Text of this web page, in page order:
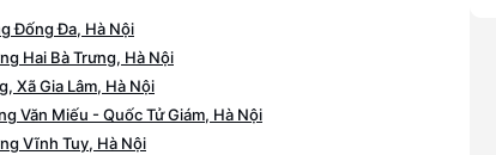
Đống Đa, Hà Nội
Hai Bà Trưng, Hà Nội
Xã Gia Lâm, Hà Nội
Văn Miếu - Quốc Tử Giám, Hà Nội
Vĩnh Tuy, Hà Nội